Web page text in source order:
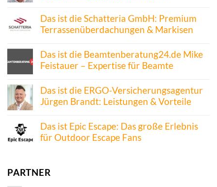
Das ist die Schatteria GmbH: Premium
Terrassenüberdachungen & Markisen
Das ist die Beamtenberatung24.de Mike
Feistauer – Expertise für Beamte
Das ist die ERGO-Versicherungsagentur
Jürgen Brandt: Leistungen & Vorteile
Das ist Epic Escape: Das große Erlebnis
für Outdoor Escape Fans
PARTNER